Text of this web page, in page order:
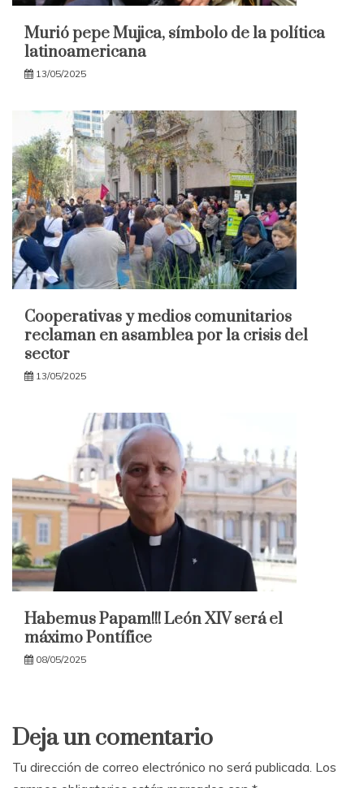
Murió pepe Mujica, símbolo de la política
latinoamericana
13/05/2025
Cooperativas y medios comunitarios
reclaman en asamblea por la crisis del
sector
13/05/2025
Habemus Papam!!! León XIV será el
máximo Pontífice
08/05/2025
Deja un comentario
Tu dirección de correo electrónico no será publicada. Los